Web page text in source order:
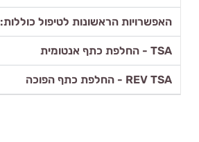
האפשרויות הראשונות לטיפול כוללות:
TSA - החלפת כתף אנטומית
REV TSA - החלפת כתף הפוכה